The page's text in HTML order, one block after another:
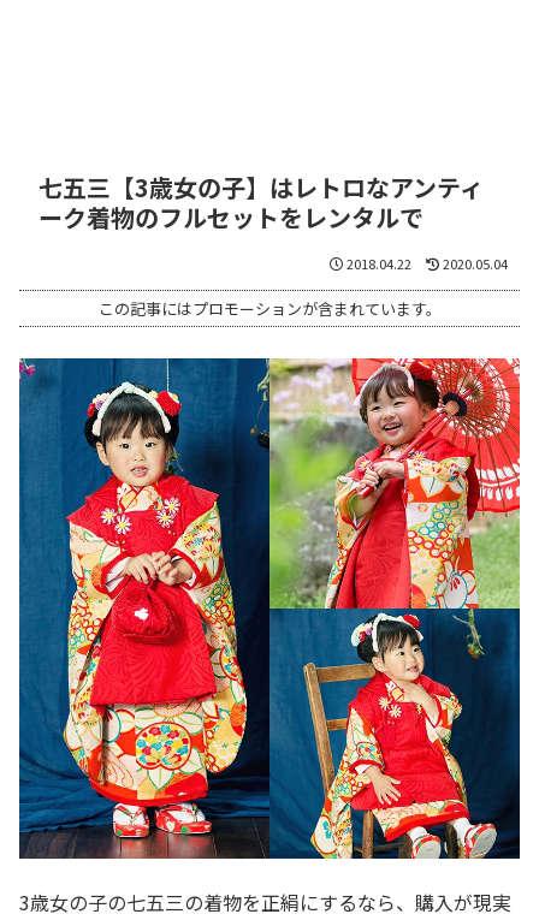
七五三【3歳女の子】はレトロなアンティ
ーク着物のフルセットをレンタルで
2018.04.22 2020.05.04
この記事にはプロモーションが含まれています。
3歳女の子の七五三の着物を正絹にするなら、購入が現実